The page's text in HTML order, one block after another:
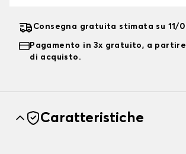
Consegna gratuita stimata su 11/
Pagamento in 3x gratuito, a
di acquisto.
Caratteristiche